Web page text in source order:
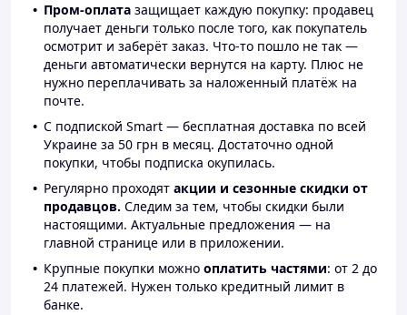
Пром-оплата защищает каждую покупку: продавец
получает деньги только после того, как покупатель
осмотрит и заберёт заказ. Что-то пошло не так —
деньги автоматически вернутся на карту. Плюс не
нужно переплачивать за наложенный платёж на
почте.
С подпиской Smart — бесплатная доставка по всей
Украине за 50 грн в месяц. Достаточно одной
покупки, чтобы подписка окупилась.
Регулярно проходят акции и сезонные скидки от
продавцов. Следим за тем, чтобы скидки были
настоящими. Актуальные предложения — на
главной странице или в приложении.
Крупные покупки можно оплатить частями: от 2 до
24 платежей. Нужен только кредитный лимит в
банке.